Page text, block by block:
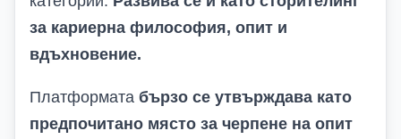
за кариерна философия, опит и
вдъхновение.
Платформата бързо се утвърждава като
предпочитано място за черпене на опит